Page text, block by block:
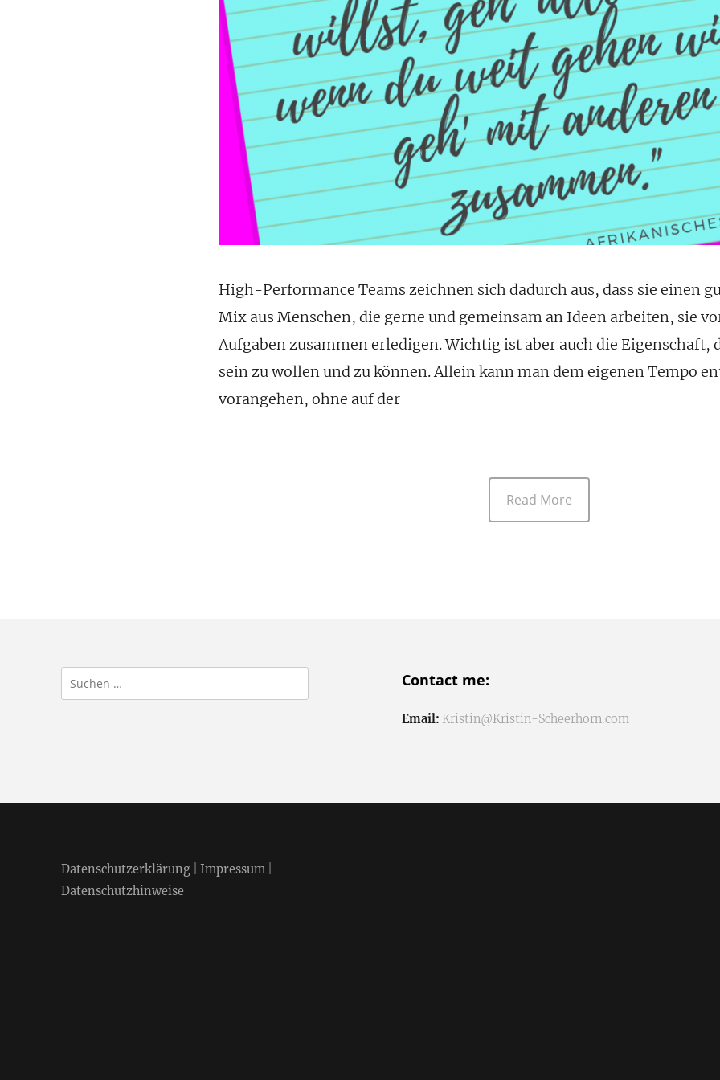
High-Performance Teams zeichnen sich dadurch aus, dass sie einen
Mix aus Menschen, die gerne und gemeinsam an Ideen arbeiten, sie
Aufgaben zusammen erledigen. Wichtig ist aber auch die Eigenschaft,
sein zu wollen und zu können. Allein kann man dem eigenen Tempo
vorangehen, ohne auf der
Read More
Suchen
nach:
Contact me:
Email: Kristin@Kristin-Scheerhorn.com
Datenschutzerklärung| Impressum|
Datenschutzhinweise